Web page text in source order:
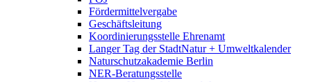
Fördermittelvergabe
Geschäftsleitung
Koordinierungsstelle Ehrenamt
Langer Tag der StadtNatur + Umweltkalender
Naturschutzakademie Berlin
NER-Beratungsstelle